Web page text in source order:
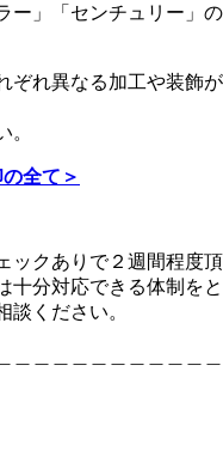
ー」「センチュリー」の
ぞれ異なる加工や装飾が
。
全て＞
ックありで２週間程度頂
十分対応できる体制をと
談ください。